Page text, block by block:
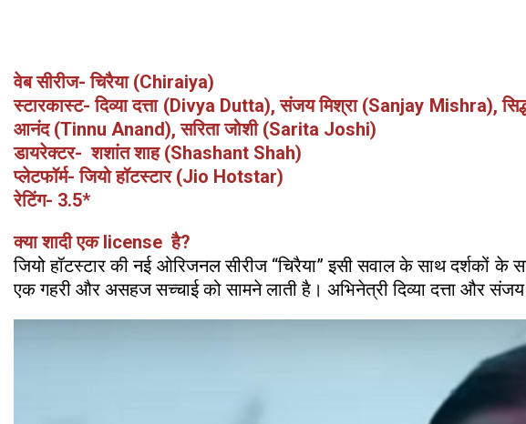
वेब सीरीज- चिरैया (Chiraiya)
स्टारकास्ट- दिव्या दत्ता (Divya Dutta), संजय मिश्रा (Sanjay Mishra),
आनंद (Tinnu Anand), सरिता जोशी (Sarita Joshi)
डायरेक्टर- शशांत शाह (Shashant Shah)
प्लेटफॉर्म- जियो हॉटस्टार (Jio Hotstar)
रेटिंग- 3.5*
क्या शादी एक license है?
जियो हॉटस्टार की नई ओरिजनल सीरीज “चिरैया” इसी सवाल के साथ
एक गहरी और असहज सच्चाई को सामने लाती है। अभिनेत्री दिव्या दत्ता और